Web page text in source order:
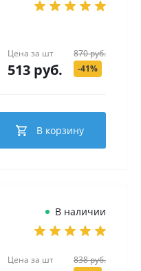
Цена за шт
513 руб.
870 руб.
-41%
В корзину
В наличии
Цена за шт
838 руб.